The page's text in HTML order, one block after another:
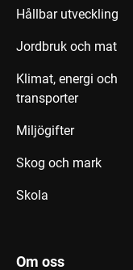
Hållbar utveckling
Jordbruk och mat
Klimat, energi och
transporter
Miljögifter
Skog och mark
Skola
Om oss